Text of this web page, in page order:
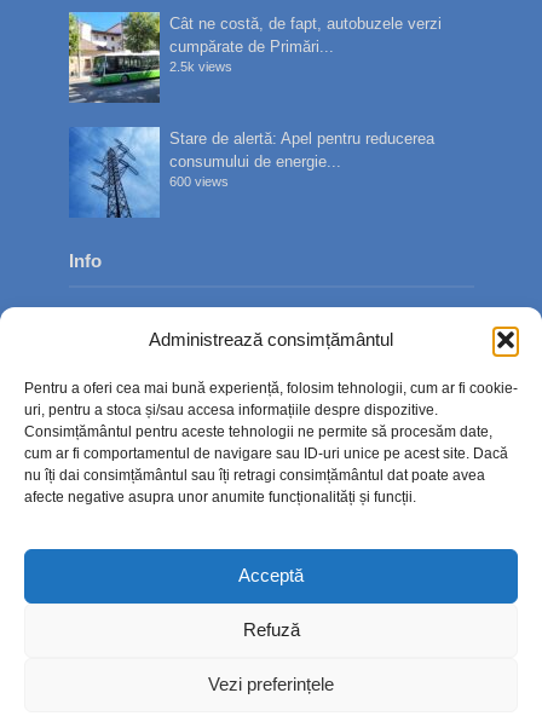
Administrează consimțământul
Pentru a oferi cea mai bună experiență, folosim tehnologii, cum ar fi cookie-
uri, pentru a stoca și/sau accesa informațiile despre dispozitive.
Consimțământul pentru aceste tehnologii ne permite să procesăm date,
cum ar fi comportamentul de navigare sau ID-uri unice pe acest site. Dacă
nu îți dai consimțământul sau îți retragi consimțământul dat poate avea
afecte negative asupra unor anumite funcționalități și funcții.
Acceptă
Refuză
Vezi preferințele
Cât ne costă, de fapt, autobuzele verzi
cumpărate de Primări...
2.5k views
Stare de alertă: Apel pentru reducerea
consumului de energie...
600 views
Info
Contact
Politica de confidențialitate
Politică cookie-uri (UE)